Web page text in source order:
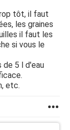
tôt, il faut
les graines
il faut les
si vous le
de 5 l d'eau
etc.